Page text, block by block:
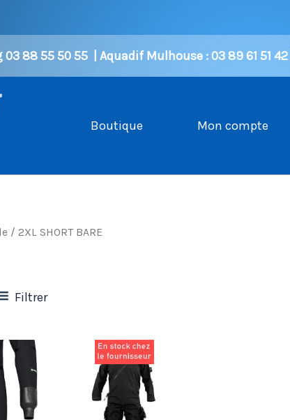
88 55 50 55 | Aquadif Mulhouse : 03 89 61 51 42 |
Boutique Mon compte
/ 2XL SHORT BARE
Filtrer